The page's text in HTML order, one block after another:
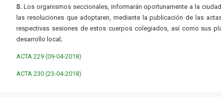
S. Los organismos seccionales, informarán oportunamente a la
las resoluciones que adoptaren, mediante la publicación de las
respectivas sesiones de estos cuerpos colegiados, así como sus
desarrollo local;
ACTA 229 (09-04-2018)
ACTA 230 (23-04-2018)